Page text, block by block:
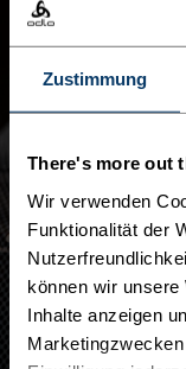
Zustimmung
There's more out
Wir verwenden
Funktionalität der
können wir
Inhalte anzeigen